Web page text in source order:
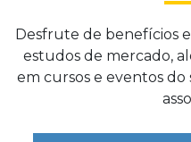
Desfrute de benefícios
estudos de mercado,
em cursos e eventos do